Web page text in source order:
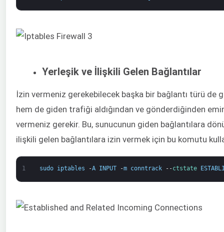
Yerleşik ve İlişkili Gelen Bağlantılar
İzin vermeniz gerekebilecek başka bir bağlantı türü de
hem de giden trafiği aldığından ve gönderdiğinden
vermeniz gerekir. Bu, sunucunun giden bağlantılara
ilişkili gelen bağlantılara izin vermek için bu komutu
1 sudo iptables -A INPUT -m conntrack --ctstate